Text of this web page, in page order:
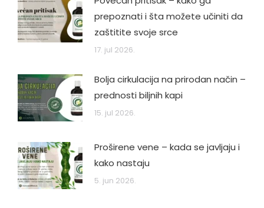
prepoznati i šta možete učiniti da
zaštitite svoje srce
17. jul 2026.
Bolja cirkulacija na prirodan način –
prednosti biljnih kapi
15. jul 2026.
Proširene vene – kada se javljaju i
kako nastaju
5. jun 2026.